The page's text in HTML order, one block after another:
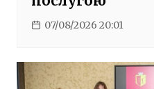
07/08/2026 20:01